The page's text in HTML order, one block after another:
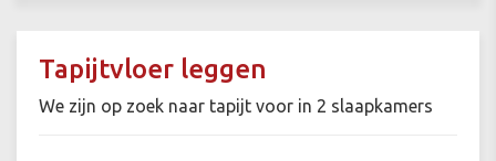
Tapijtvloer leggen
We zijn op zoek naar tapijt voor in 2 slaapkamers